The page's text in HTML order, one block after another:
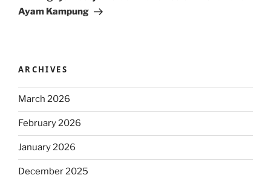
Ayam Kampung
ARCHIVES
March 2026
February 2026
January 2026
December 2025